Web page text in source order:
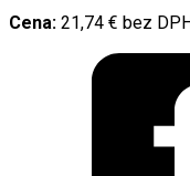
Cena: 21,74 € bez